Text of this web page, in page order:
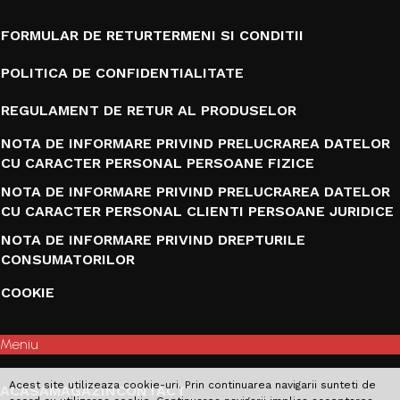
FORMULAR DE RETURTERMENI SI CONDITII
POLITICA DE CONFIDENTIALITATE
REGULAMENT DE RETUR AL PRODUSELOR
NOTA DE INFORMARE PRIVIND PRELUCRAREA DATELOR
CU CARACTER PERSONAL PERSOANE FIZICE
NOTA DE INFORMARE PRIVIND PRELUCRAREA DATELOR
CU CARACTER PERSONAL CLIENTI PERSOANE JURIDICE
NOTA DE INFORMARE PRIVIND DREPTURILE
CONSUMATORILOR
COOKIE
Meniu
ACASAMAGAZINCONTACT
Acest site utilizeaza cookie-uri. Prin continuarea navigarii sunteti de